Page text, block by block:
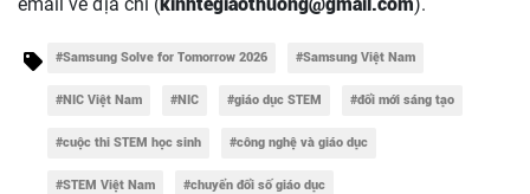
#Samsung Solve for Tomorrow 2026 #Samsung Việt Nam
#NIC Việt Nam #NIC #giáo dục STEM #đổi mới sáng tạo
#cuộc thi STEM học sinh #công nghệ và giáo dục
#STEM Việt Nam #chuyển đổi số giáo dục